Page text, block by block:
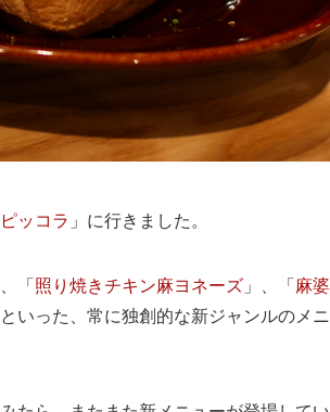
ッコラ 」に行きました。
「 照り焼きチキン麻ヨネーズ 」、「 麻
といった、常に独創的な新ジャンルのメ